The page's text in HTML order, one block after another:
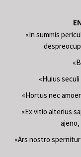
«In summis
«Huius
«Hortus nec
«Ex vitio alterius
ajeno,
«Ars nostro